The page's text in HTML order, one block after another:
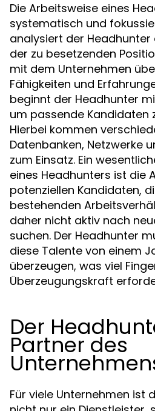
Die Arbeitsweise eines
systematisch und
analysiert der
der zu besetzenden
mit dem Unternehmen
Fähigkeiten und
beginnt der Headhunter
um passende Kandidaten
Hierbei kommen
Datenbanken, Netzwerke
zum Einsatz. Ein
eines Headhunters ist die
potenziellen Kandidaten,
bestehenden
daher nicht aktiv nach
suchen. Der Headhunter
diese Talente von einem
überzeugen, was viel
Überzeugungskraft
Der
Partner des
Für viele Unternehmen ist